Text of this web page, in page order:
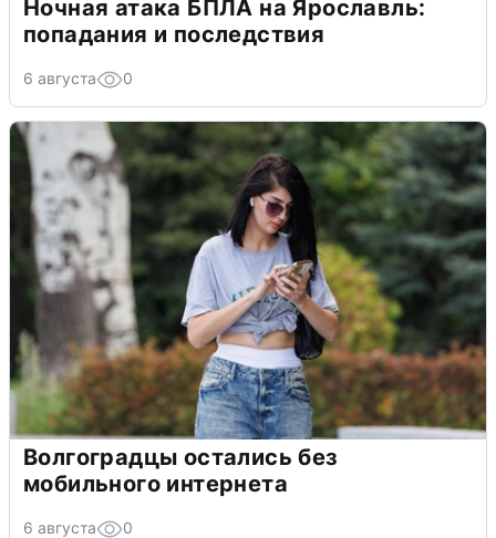
Ночная атака БПЛА на Ярославль:
попадания и последствия
6 августа 0
Волгоградцы остались без
мобильного интернета
6 августа 0